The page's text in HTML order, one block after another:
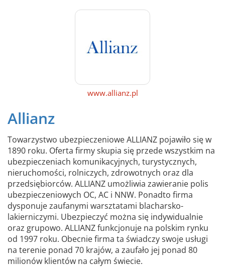
www.allianz.pl
Allianz
Towarzystwo ubezpieczeniowe ALLIANZ pojawiło się w
1890 roku. Oferta firmy skupia się przede wszystkim na
ubezpieczeniach komunikacyjnych, turystycznych,
nieruchomości, rolniczych, zdrowotnych oraz dla
przedsiębiorców. ALLIANZ umożliwia zawieranie polis
ubezpieczeniowych OC, AC i NNW. Ponadto firma
dysponuje zaufanymi warsztatami blacharsko-
lakierniczymi. Ubezpieczyć można się indywidualnie
oraz grupowo. ALLIANZ funkcjonuje na polskim rynku
od 1997 roku. Obecnie firma ta świadczy swoje usługi
na terenie ponad 70 krajów, a zaufało jej ponad 80
milionów klientów na całym świecie.